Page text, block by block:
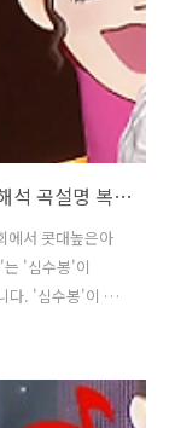
콧대높은아씨 문희옥 비나리 심수봉 뮤비 해석 곡설명 복면가왕
에서 콧대높은아
'심수봉'이
다. '심수봉'이 남
희옥'이 조용히
. * 비나리 - 문
작된 날 또 다시